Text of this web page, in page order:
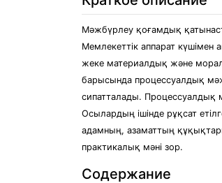
Мәжбүрлеу қоғамдық
Мемлекеттік аппарат
жеке материалдық және
барысында процессуалдық
сипатталады. Процессуалдық
Осылардың ішінде рұқсат
адамның, азаматтың
практикалық мәні зор.
Содержание